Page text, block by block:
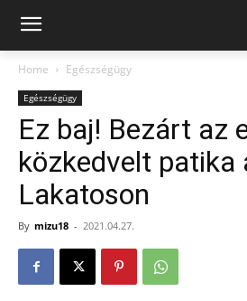
Home Egészségügy
Egészségügy
Ez baj! Bezárt az
közkedvelt patika
Lakatoson
By mizu18 - 2021.04.27.